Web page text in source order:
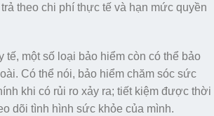
theo chi phí thực tế và hạn mức quyền
một số loại bảo hiểm còn có thể bảo
Có thể nói, bảo hiểm chăm sóc sức
khi có rủi ro xảy ra; tiết kiệm được thời
dõi tình hình sức khỏe của mình.